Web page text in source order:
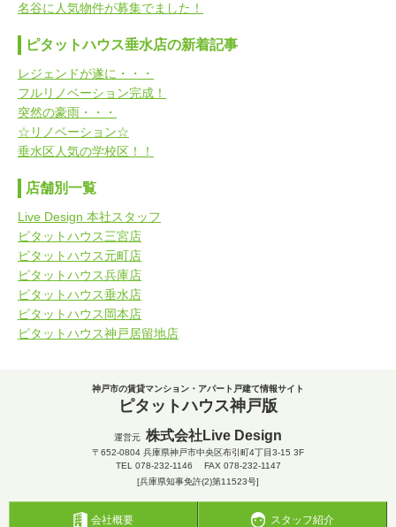
名谷に人気物件が募集でました！
ピタットハウス垂水店の新着記事
レジェンドが遂に・・・
フルリノベーション完成！
突然の豪雨・・・
☆リノベーション☆
垂水区人気の学校区！！
店舗別一覧
Live Design 本社スタッフ
ピタットハウス三宮店
ピタットハウス元町店
ピタットハウス兵庫店
ピタットハウス垂水店
ピタットハウス岡本店
ピタットハウス神戸居留地店
神戸市の賃貸マンション・アパート戸建て情報サイト
ピタットハウス神戸版
運営元 株式会社Live Design
〒652-0804 兵庫県神戸市中央区布引町4丁目3-15 3F
TEL 078-232-1146
FAX 078-232-1147
[兵庫県知事免許(2)第11523号]
会社概要 スタッフ紹介